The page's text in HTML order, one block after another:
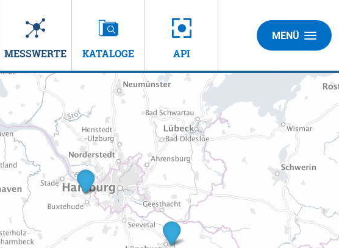
MESSWERTE KATALOGE API
MENÜ